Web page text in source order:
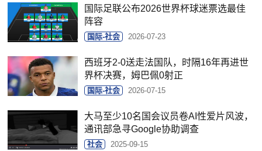
国际足联公布2026世界杯球迷票选最佳
阵容
国际-社会 2026-07-23
西班牙2-0送走法国队，时隔16年再进世
界杯决赛，姆巴佩0射正
国际-社会 2026-07-15
大马至少10名国会议员卷AI性爱片风波，
通讯部急寻Google协助调查
社会 2025-09-15